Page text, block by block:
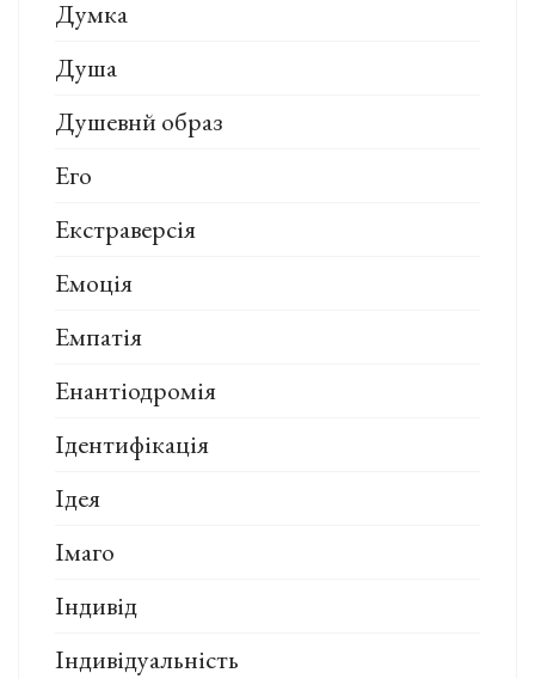
Думка
Душа
Душевнй образ
Его
Екстраверсія
Емоція
Емпатія
Енантіодромія
Ідентифікація
Ідея
Імаго
Індивід
Індивідуальність